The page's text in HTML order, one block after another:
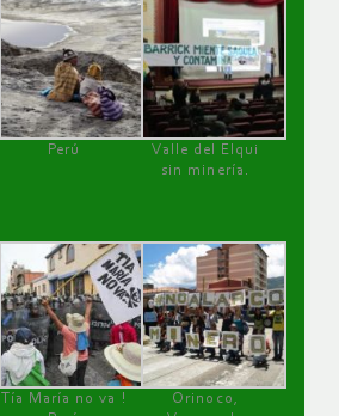
Perú
Valle del Elqui
sin minería.
Tía María no va !
Orinoco,